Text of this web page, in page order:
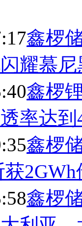
鑫椤
耀慕尼
鑫椤
率达到
鑫椤
鑫椤